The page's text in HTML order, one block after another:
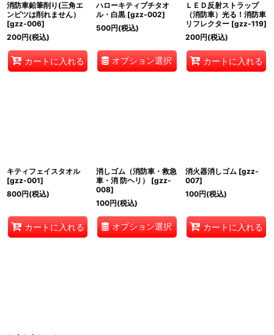
消防車鉛筆削り(三角エ
ンピツは削れません）
[gzz-006]
200円(税込)
カートに入れる
ハローキティプチタオ
ル・白黒 [gzz-002]
500円(税込)
オプション選択
ＬＥＤ反射ストラップ
（消防車）光る！消防車
リフレクター [gzz-119]
200円(税込)
カートに入れる
キティフェイスタオル
[gzz-001]
800円(税込)
カートに入れる
消しゴム（消防車・救急
車・消 防ヘリ）
[gzz-
008]
100円(税込)
オプション選択
消火器消しゴム [gzz-
007]
100円(税込)
カートに入れる